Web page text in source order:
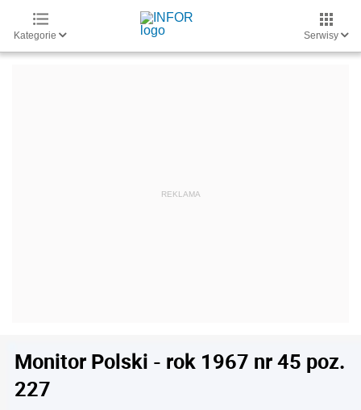
Kategorie Serwisy
Monitor Polski - rok 1967 nr 45 poz.
227